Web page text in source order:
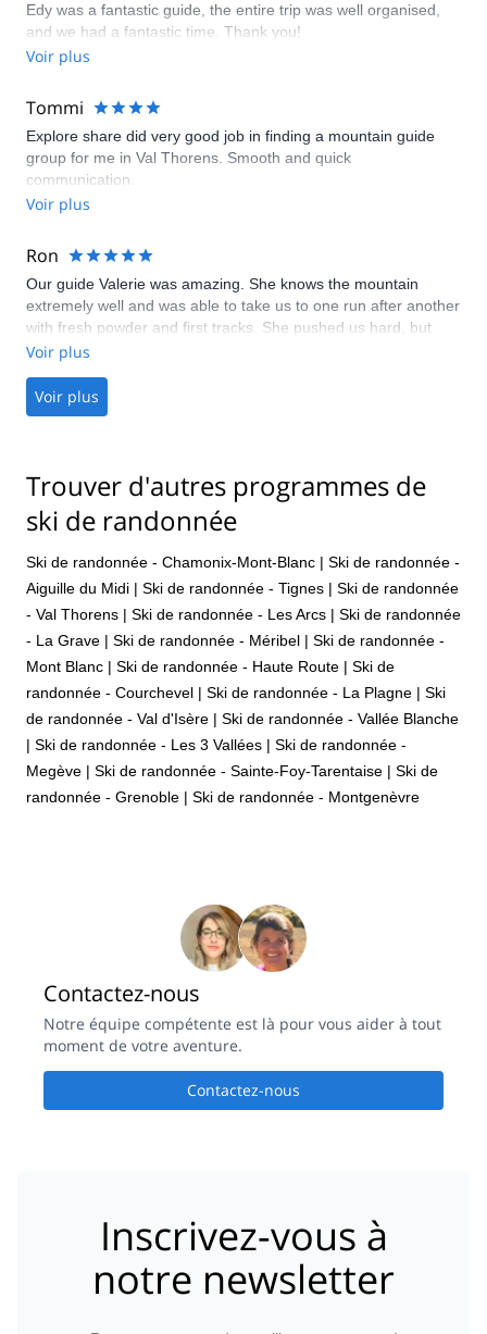
Edy was a fantastic guide, the entire trip was well organised,
and we had a fantastic time. Thank you!
Voir plus
Tommi
Explore share did very good job in finding a mountain guide
group for me in Val Thorens. Smooth and quick
communication.
Voir plus
Ron
Our guide Valerie was amazing. She knows the mountain
extremely well and was able to take us to one run after another
with fresh powder and first tracks. She pushed us hard, but
also knew our limits. I highly recommend her! (And she is also
Voir plus
Voir plus
Trouver d'autres programmes de
ski de randonnée
Ski de randonnée - Chamonix-Mont-Blanc | Ski de randonnée -
Aiguille du Midi | Ski de randonnée - Tignes | Ski de randonnée
- Val Thorens | Ski de randonnée - Les Arcs | Ski de randonnée
- La Grave | Ski de randonnée - Méribel | Ski de randonnée -
Mont Blanc | Ski de randonnée - Haute Route | Ski de
randonnée - Courchevel | Ski de randonnée - La Plagne | Ski
de randonnée - Val d'Isère | Ski de randonnée - Vallée Blanche
| Ski de randonnée - Les 3 Vallées | Ski de randonnée -
Megève | Ski de randonnée - Sainte-Foy-Tarentaise | Ski de
randonnée - Grenoble | Ski de randonnée - Montgenèvre
Contactez-nous
Notre équipe compétente est là pour vous aider à tout
moment de votre aventure.
Contactez-nous
Inscrivez-vous à
notre newsletter